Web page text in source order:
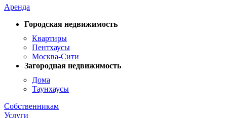
Аренда
Городская недвижимость
Квартиры
Пентхаусы
Москва-Сити
Загородная недвижимость
Дома
Таунхаусы
Собственникам
Услуги